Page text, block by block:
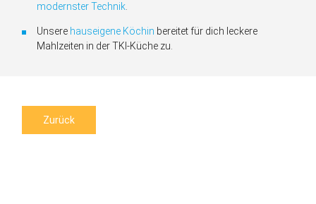
modernster Technik.
Unsere hauseigene Köchin bereitet für dich leckere
Mahlzeiten in der TKI-Küche zu.
Zurück